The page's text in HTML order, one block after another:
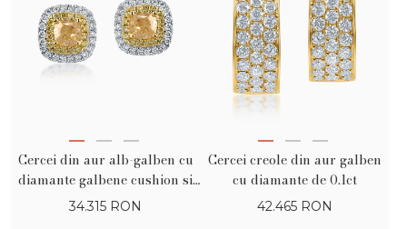
Cercei din aur alb-galben cu
diamante galbene cushion si
rotunde si diamante incolore
34.315 RON
Cercei creole din aur galben
cu diamante de 0.1ct
42.465 RON